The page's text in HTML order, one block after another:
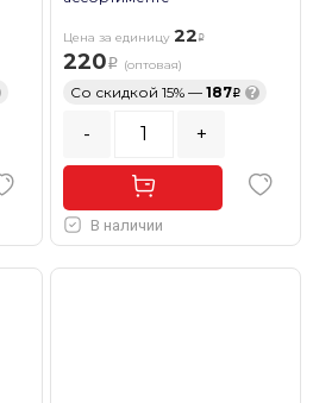
Цена за единицу 22
220 (оптовая)
Со скидкой 15% — 187 ?
- +
В наличии